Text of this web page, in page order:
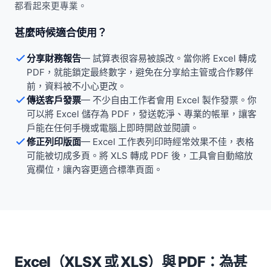
都看起來更專業。
甚麼時候適合使用？
分享財務報告— 試算表很容易被誤改。當你將 Excel 轉成
PDF，就能鎖定最終數字，避免在分享給主管或合作夥伴
前，資料被不小心更改。
傳送客戶發票— 不少自由工作者會用 Excel 製作發票。你
可以將 Excel 儲存為 PDF，發送乾淨、專業的帳單，讓客
戶能在任何手機或電腦上即時開啟並閱讀。
修正列印版面— Excel 工作表列印時經常效果不佳，表格
可能被切成多頁。將 XLS 轉成 PDF 後，工具會自動縮放
寬欄位，讓內容更適合標準頁面。
Excel（XLSX 或 XLS）與 PDF：為甚